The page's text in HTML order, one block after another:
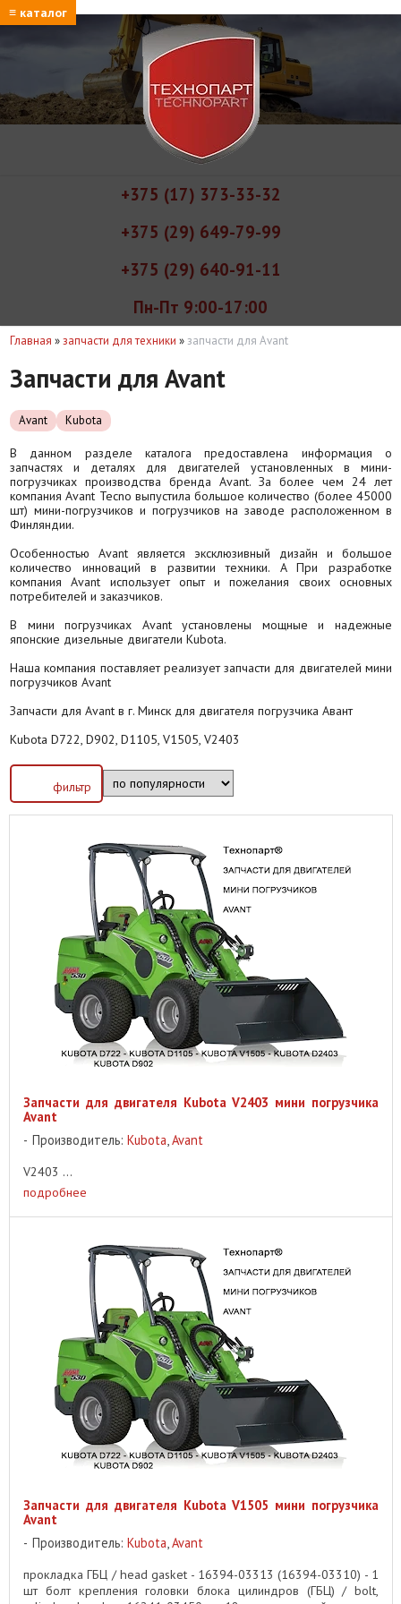
≡ каталог
+375 (17) 373-33-32
+375 (29) 649-79-99
+375 (29) 640-91-11
Пн-Пт 9:00-17:00
Главная »запчасти для техники » запчасти для Avant
Запчасти для Avant
Avant Kubota
В данном разделе каталога предоставлена информация о
запчастях и деталях для двигателей установленных в мини-
погрузчиках производства бренда Avant. За более чем 24 лет
компания Avant Tecno выпустила большое количество (более 45000
шт) мини-погрузчиков и погрузчиков на заводе расположенном в
Финляндии.
Особенностью Avant является эксклюзивный дизайн и большое
количество инноваций в развитии техники. A При разработке
компания Avant использует опыт и пожелания своих основных
потребителей и заказчиков.
В мини погрузчиках Avant установлены мощные и надежные
японские дизельные двигатели Kubota.
Наша компания поставляет реализует запчасти для двигателей мини
погрузчиков Avant
Запчасти для Avant в г. Минск для двигателя погрузчика Авант
Kubota D722, D902, D1105, V1505, V2403
фильтр
Запчасти для двигателя Kubota V2403 мини погрузчика
Avant
Производитель: Kubota,Avant
V2403 ...
подробнее
Запчасти для двигателя Kubota V1505 мини погрузчика
Avant
Производитель: Kubota,Avant
прокладка ГБЦ / head gasket - 16394-03313 (16394-03310) - 1
шт болт крепления головки блока цилиндров (ГБЦ) / bolt,